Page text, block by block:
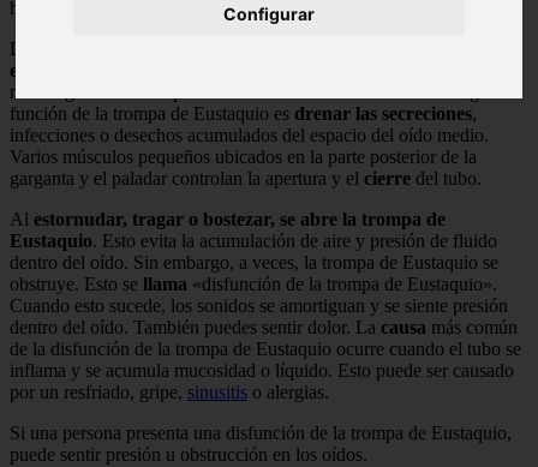
Configurar
hecho de hueso.
La
espacio del oído medio
mantenga cerca de la presión del aire ambiente normal. La segunda
función de la trompa de Eustaquio es drenar las secreciones,
infecciones o desechos acumulados del espacio del oído medio.
Varios músculos pequeños ubicados en la parte posterior de la
garganta y el paladar controlan la apertura y el cierre del tubo.
Al estornudar, tragar o bostezar, se abre la trompa de
Eustaquio. Esto evita la acumulación de aire y presión de fluido
dentro del oído. Sin embargo, a veces, la trompa de Eustaquio se
obstruye. Esto se llama «disfunción de la trompa de Eustaquio».
Cuando esto sucede, los sonidos se amortiguan y se siente presión
dentro del oído. También puedes sentir dolor. La causa más común
de la disfunción de la trompa de Eustaquio ocurre cuando el tubo se
inflama y se acumula mucosidad o líquido. Esto puede ser causado
por un resfriado, gripe, sinusitis o alergias.
Si una persona presenta una disfunción de la trompa de Eustaquio,
puede sentir presión u obstrucción en los oídos.